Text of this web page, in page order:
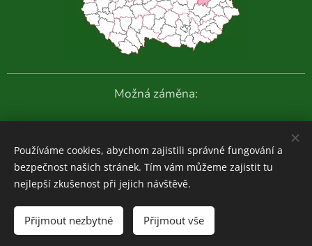
Možná záměna:
Další fotografie:
Houboviny © 2020-2026
Zajímavosti z vlastních průzkumů:
ZDE
Používáme cookies, abychom zajistili správné fungování a
bezpečnost našich stránek. Tím vám můžeme zajistit tu
nejlepší zkušenost při jejich návštěvě.
Přijmout nezbytné Přijmout vše